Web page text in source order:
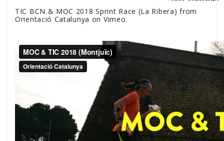
TIC BCN & MOC 2018 Sprint Race (La Ribera) from
Orientació Catalunya on Vimeo.